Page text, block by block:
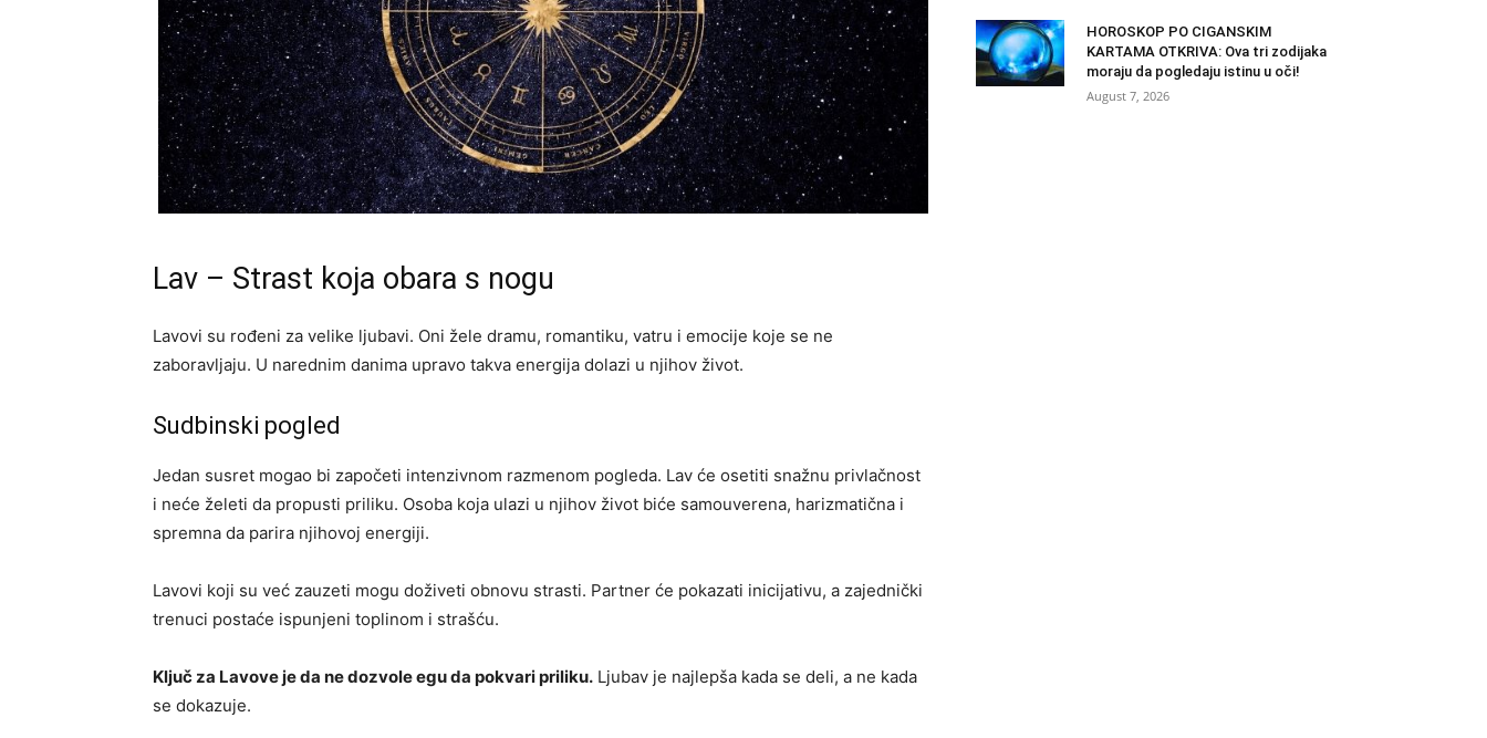
Lav – Strast koja obara s nogu
Lavovi su rođeni za velike ljubavi. Oni žele dramu, romantiku, vatru i emocije koje se ne
zaboravljaju. U narednim danima upravo takva energija dolazi u njihov život.
Sudbinski pogled
Jedan susret mogao bi započeti intenzivnom razmenom pogleda. Lav će osetiti snažnu privlačnost
i neće želeti da propusti priliku. Osoba koja ulazi u njihov život biće samouverena, harizmatična i
spremna da parira njihovoj energiji.
Lavovi koji su već zauzeti mogu doživeti obnovu strasti. Partner će pokazati inicijativu, a zajednički
trenuci postaće ispunjeni toplinom i strašću.
Ključ za Lavove je da ne dozvole egu da pokvari priliku. Ljubav je najlepša kada se deli, a ne kada
se dokazuje.
HOROSKOP PO CIGANSKIM
KARTAMA OTKRIVA: Ova tri zodijaka
moraju da pogledaju istinu u oči!
August 7, 2026